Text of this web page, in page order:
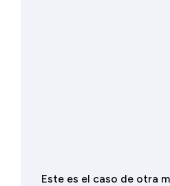
Este es el caso de otra